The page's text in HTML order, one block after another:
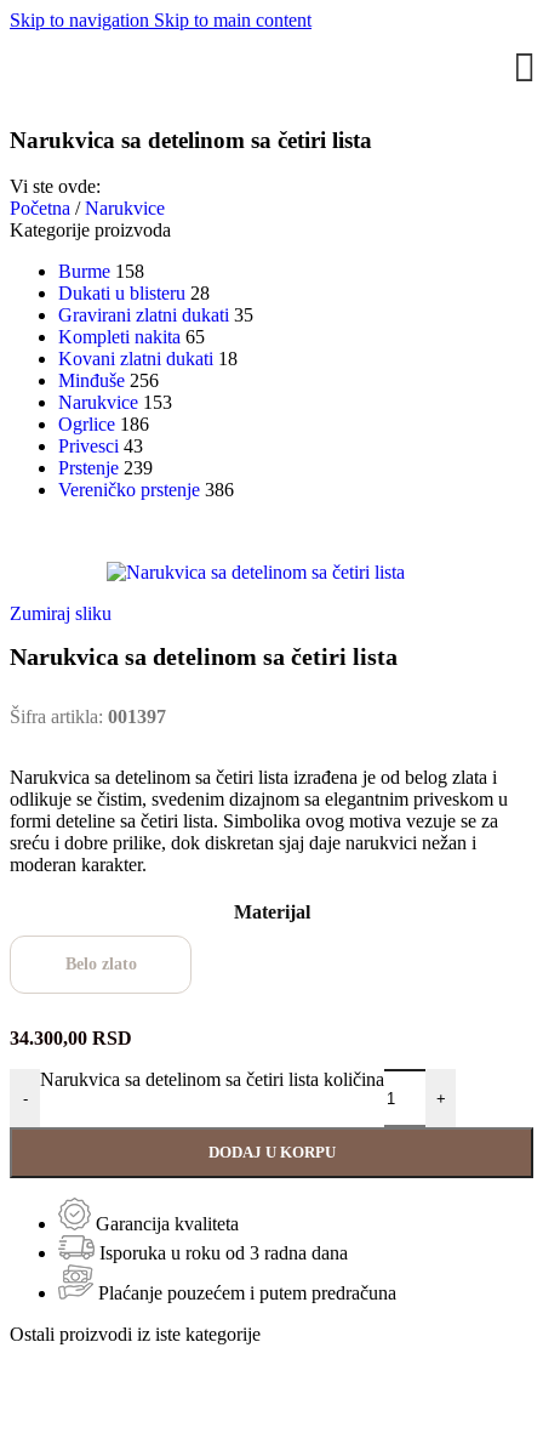
Skip to navigation Skip to main content
Narukvica sa detelinom sa četiri lista
Vi ste ovde:
Početna / Narukvice
Kategorije proizvoda
Burme 158
Dukati u blisteru 28
Gravirani zlatni dukati 35
Kompleti nakita 65
Kovani zlatni dukati 18
Minđuše 256
Narukvice 153
Ogrlice 186
Privesci 43
Prstenje 239
Vereničko prstenje 386
Zumiraj sliku
Narukvica sa detelinom sa četiri lista
Šifra artikla: 001397
Narukvica sa detelinom sa četiri lista izrađena je od belog zlata i
odlikuje se čistim, svedenim dizajnom sa elegantnim priveskom u
formi deteline sa četiri lista. Simbolika ovog motiva vezuje se za
sreću i dobre prilike, dok diskretan sjaj daje narukvici nežan i
moderan karakter.
Materijal
Belo zlato
34.300,00 RSD
-
Narukvica sa detelinom sa četiri lista količina
+
DODAJ U KORPU
Garancija kvaliteta
Isporuka u roku od 3 radna dana
Plaćanje pouzećem i putem predračuna
Ostali proizvodi iz iste kategorije